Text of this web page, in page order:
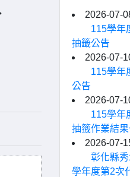
2026-07-
115學年
抽籤公告
2026-07-
115學年
公告
2026-07-
115學年
抽籤作業結
2026-07-
彰化縣
學年度第2次